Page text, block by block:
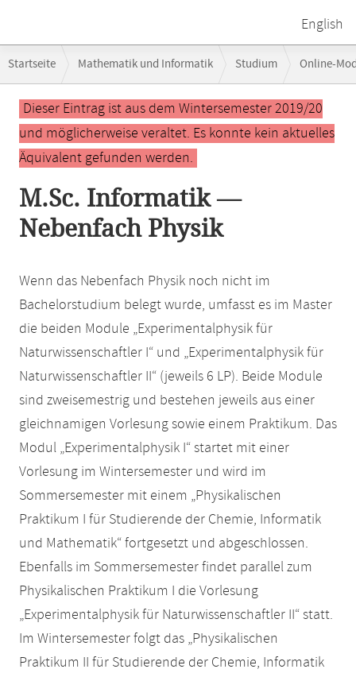
English
Navigation
Startseite Mathematik und Informatik Studium Online-
Hauptinhalt
Dieser Eintrag ist aus dem Wintersemester 2019/20
und möglicherweise veraltet. Es konnte kein aktuelles
Äquivalent gefunden werden.
M.Sc. Informatik —
Nebenfach Physik
Wenn das Nebenfach Physik noch nicht im
Bachelorstudium belegt wurde, umfasst es im Master
die beiden Module „Experimentalphysik für
Naturwissenschaftler I“ und „Experimentalphysik für
Naturwissenschaftler II“ (jeweils 6 LP). Beide Module
sind zweisemestrig und bestehen jeweils aus einer
gleichnamigen Vorlesung sowie einem Praktikum. Das
Modul „Experimentalphysik I“ startet mit einer
Vorlesung im Wintersemester und wird im
Sommersemester mit einem „Physikalischen
Praktikum I für Studierende der Chemie, Informatik
und Mathematik“ fortgesetzt und abgeschlossen.
Ebenfalls im Sommersemester findet parallel zum
Physikalischen Praktikum I die Vorlesung
„Experimentalphysik für Naturwissenschaftler II“ statt.
Im Wintersemester folgt das „Physikalischen
Praktikum II für Studierende der Chemie, Informatik